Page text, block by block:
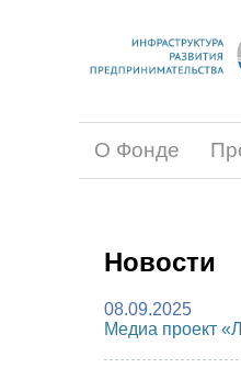
О Фонде
Новости
08.09.2025
Медиа проект